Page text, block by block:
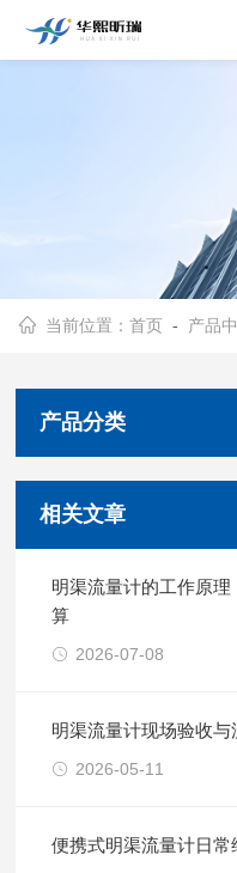
当前位置：首页 - 产品
产品分类
相关文章
明渠流量计的工作原
算
2026-07-08
明渠流量计现场验收
2026-05-11
便携式明渠流量计日常